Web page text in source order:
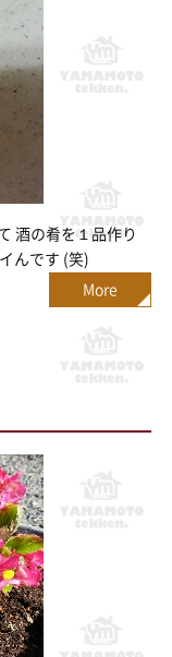
酒の肴を１品作り
んです (笑)
More